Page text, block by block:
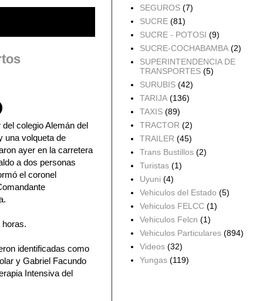
colegio Alemán del
una volqueta de
ayer en la carretera
a dos personas
el coronel
horas.
identificadas como
y Gabriel Facundo
Intensiva del
SEGUROS (7)
SUCRE (81)
SUCRE - POTOSI (9)
SUCRE-COCHABAMBA (2)
SUPERINTENDENCIA DE
TRANSPORTES (5)
SURUBIS (42)
TARIJA (136)
TAXIS (89)
TRACTOR (2)
TRAILER (45)
Trans Bustillos (2)
Turistas (1)
Uyuni (4)
Vehiculos del Estado (5)
Vehiculos FELCC (1)
Vehiculos Felcn (1)
Vehiculos Particulares (894)
Videos (32)
Yungas (119)